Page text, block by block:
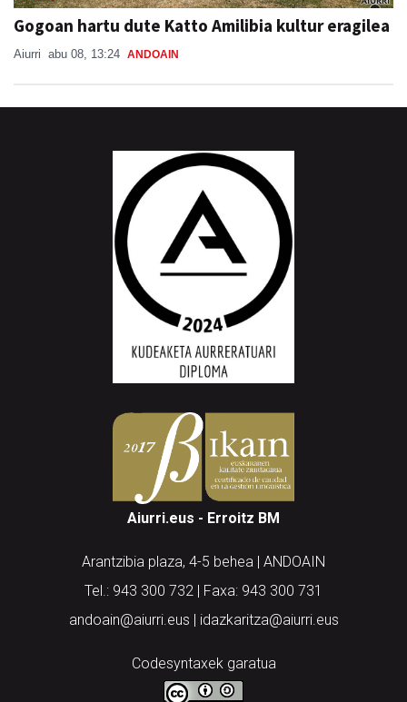
Gogoan hartu dute Katto Amilibia kultur eragilea
Aiurri abu 08, 13:24 ANDOAIN
Aiurri.eus - Erroitz BM
Arantzibia plaza, 4-5 behea | ANDOAIN
Tel.: 943 300 732 | Faxa: 943 300 731
andoain@aiurri.eus | idazkaritza@aiurri.eus
Codesyntaxek garatua